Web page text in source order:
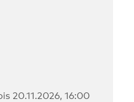
20.11.2026, 16:00